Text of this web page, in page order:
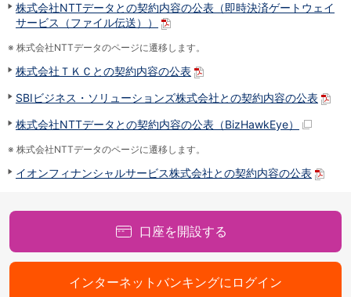
国内旅行傷害保険
スマホ保険
傷害保険
カード
クレジットカード
インターネットバンキング
アプリ
イオン銀行アプリTOP
イオングループアプリ
AEON Pay
TOP
株式会社NTTデータとの契約内容の公表（即時決済ゲートウェイ
サービス（ファイル伝送））
※ 株式会社NTTデータのページに遷移します。
株式会社ＴＫＣとの契約内容の公表
SBIビジネス・ソリューションズ株式会社との契約内容の公表
株式会社NTTデータとの契約内容の公表（BizHawkEye）
※ 株式会社NTTデータのページに遷移します。
イオンフィナンシャルサービス株式会社との契約内容の公表
口座を開設する
インターネットバンキングにログイン